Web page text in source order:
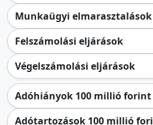
Munkaügyi elmarasztalások
Felszámolási eljárások
Végelszámolási eljárások
Adóhiányok 100 millió
Adótartozások 100 millió